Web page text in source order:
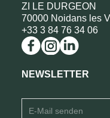
ZI LE DURGEON
70000 Noidans les
+33 3 84 76 34 06
NEWSLETTER